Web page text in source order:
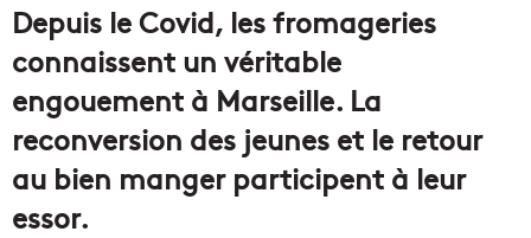
Depuis le Covid, les fromageries
connaissent un véritable
engouement à Marseille. La
reconversion des jeunes et le retour
au bien manger participent à leur
essor.